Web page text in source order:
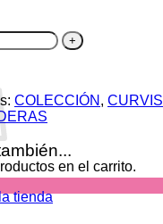
en el carrito.
tienda
COLECCIÓN , CURVIS